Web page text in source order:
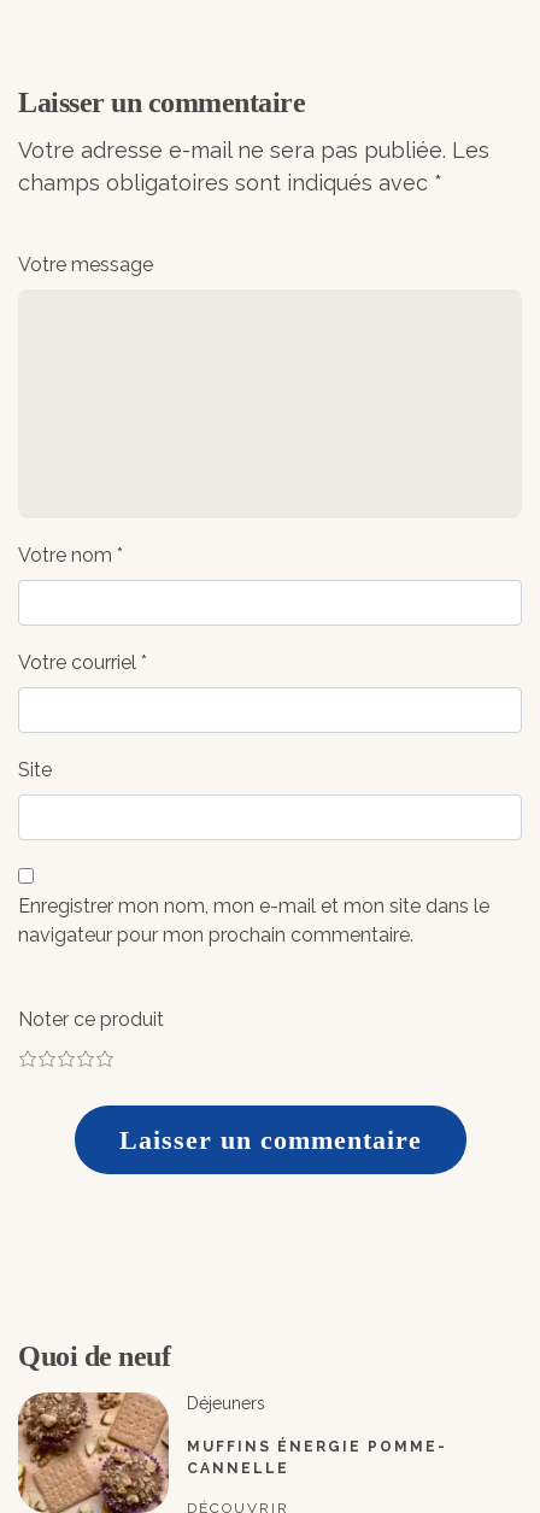
Laisser un commentaire
Votre adresse e-mail ne sera pas publiée. Les
champs obligatoires sont indiqués avec *
Votre message
Votre nom *
Votre courriel *
Site
Enregistrer mon nom, mon e-mail et mon site dans le
navigateur pour mon prochain commentaire.
Noter ce produit
5
4
3
2
Quoi de neuf
Déjeuners
MUFFINS ÉNERGIE POMME-
CANNELLE
DÉCOUVRIR